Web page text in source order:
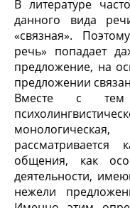
В литературе
данного вида
«связная».
речь» попадает
предложение, на
предложении
Вместе с тем
общения, как
деятельности,
нежели